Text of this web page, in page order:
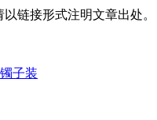
链接形式注明文章出处。
子装